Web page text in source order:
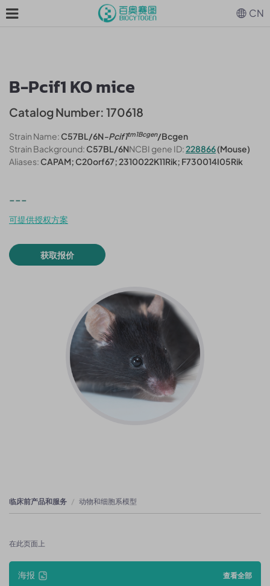
B-Pcif1 KO mice
Catalog Number: 170618
Strain Name:C57BL/6N-Pcif1tm1Bcgen/Bcgen
Strain Background:C57BL/6NNCBI gene ID:228866(Mouse)
Aliases:CAPAM; C20orf67; 2310022K11Rik; F730014I05Rik
---
可提供授权方案
获取报价
临床前产品和服务 动物和细胞系模型
在此页面上
海报 查看全部
CN